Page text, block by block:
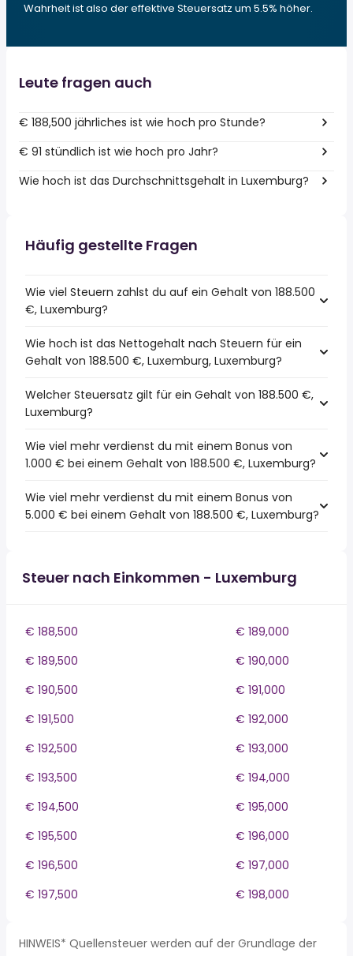
Wahrheit ist also der effektive Steuersatz um 5.5% höher.
Leute fragen auch
€ 188,500 jährliches ist wie hoch pro Stunde?
€ 91 stündlich ist wie hoch pro Jahr?
Wie hoch ist das Durchschnittsgehalt in Luxemburg?
Häufig gestellte Fragen
Wie viel Steuern zahlst du auf ein Gehalt von 188.500
€, Luxemburg?
Wie hoch ist das Nettogehalt nach Steuern für ein
Gehalt von 188.500 €, Luxemburg, Luxemburg?
Welcher Steuersatz gilt für ein Gehalt von 188.500 €,
Luxemburg?
Wie viel mehr verdienst du mit einem Bonus von
1.000 € bei einem Gehalt von 188.500 €, Luxemburg?
Wie viel mehr verdienst du mit einem Bonus von
5.000 € bei einem Gehalt von 188.500 €, Luxemburg?
Steuer nach Einkommen - Luxemburg
€ 188,500
€ 189,000
€ 189,500
€ 190,000
€ 190,500
€ 191,000
€ 191,500
€ 192,000
€ 192,500
€ 193,000
€ 193,500
€ 194,000
€ 194,500
€ 195,000
€ 195,500
€ 196,000
€ 196,500
€ 197,000
€ 197,500
€ 198,000
HINWEIS* Quellensteuer werden auf der Grundlage der